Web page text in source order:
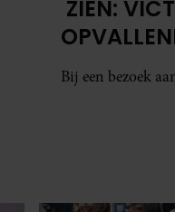
ZIEN:
Bij een bezoek